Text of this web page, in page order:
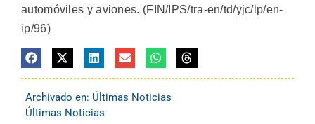
automóviles y aviones. (FIN/IPS/tra-en/td/yjc/lp/en-
ip/96)
Archivado en: Últimas Noticias
Últimas Noticias